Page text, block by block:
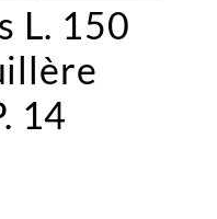
L. 150
14